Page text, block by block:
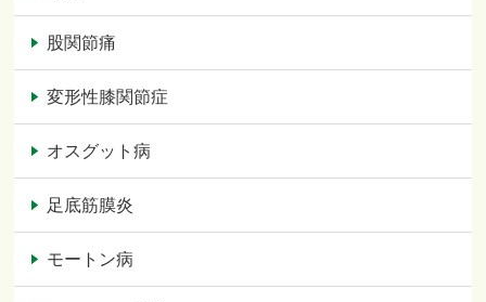
股関節痛
変形性膝関節症
オスグット病
足底筋膜炎
モートン病